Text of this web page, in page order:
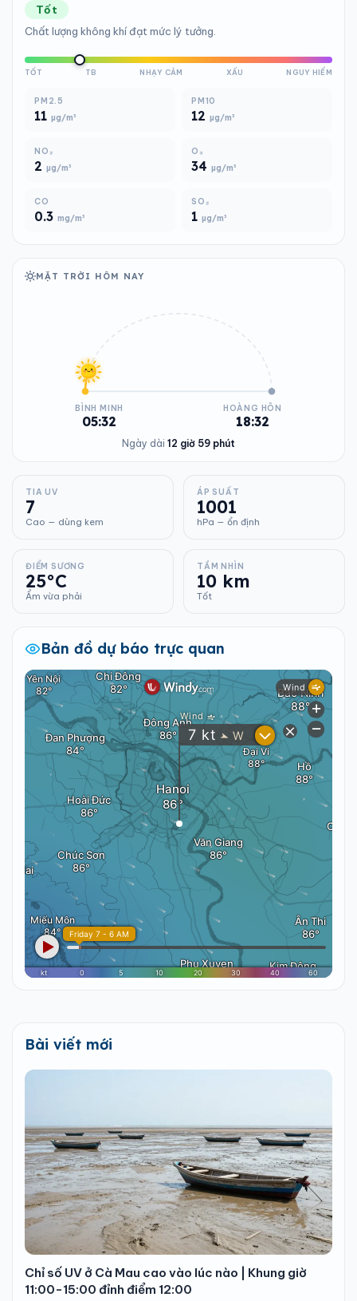
Tốt
Chất lượng không khí đạt mức lý tưởng.
TỐT TB NHẠY CẢM XẤU NGUY HIỂM
PM2.5
11 µg/m³
PM10
12 µg/m³
NO₂
2 µg/m³
O₃
34 µg/m³
CO
0.3 mg/m³
SO₂
1 µg/m³
MẶT TRỜI HÔM NAY
BÌNH MINH
05:32
HOÀNG HÔN
18:32
Ngày dài 12 giờ 59 phút
TIA UV
7
Cao — dùng kem
ÁP SUẤT
1001
hPa — ổn định
ĐIỂM SƯƠNG
25°C
Ẩm vừa phải
TẦM NHÌN
10 km
Tốt
Bản đồ dự báo trực quan
Bài viết mới
Chỉ số UV ở Cà Mau cao vào lúc nào | Khung giờ
11:00-15:00 đỉnh điểm 12:00